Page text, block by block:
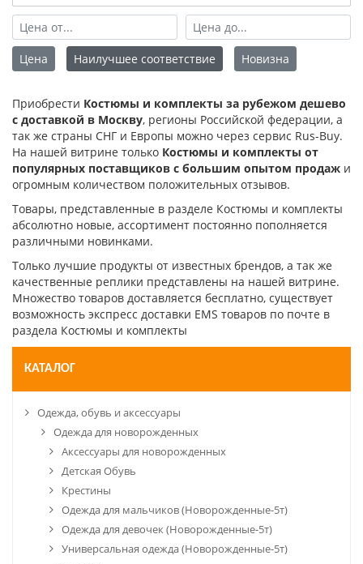
КАТАЛОГ
Одежда, обувь и аксессуары
Одежда для новорожденных
Аксессуары для новорожденных
Детская Обувь
Крестины
Одежда для мальчиков (Новорожденные-5т)
Одежда для девочек (Новорожденные-5т)
Универсальная одежда (Новорожденные-5т)
Цена Наилучшее соответствие Новизна
Приобрести Костюмы и комплекты за рубежом дешево
с доставкой в Москву, регионы Российской федерации, а
так же страны СНГ и Европы можно через сервис Rus-Buy.
На нашей витрине только Костюмы и комплекты от
популярных поставщиков с большим опытом продаж и
огромным количеством положительных отзывов.
Товары, представленные в разделе Костюмы и комплекты
абсолютно новые, ассортимент постоянно пополняется
различными новинками.
Только лучшие продукты от известных брендов, а так же
качественные реплики представлены на нашей витрине.
Множество товаров доставляется бесплатно, существует
возможность экспресс доставки EMS товаров по почте в
раздела Костюмы и комплекты